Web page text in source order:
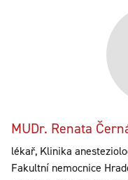
MUDr. Renata
lékař, Klinika
Fakultní nemocnice